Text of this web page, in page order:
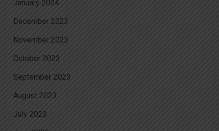
January 2024
December 2023
November 2023
October 2023
September 2023
August 2023
July 2023